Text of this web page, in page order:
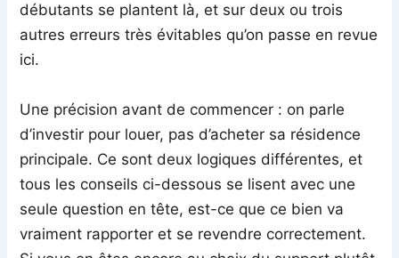
débutants se plantent là, et sur deux ou trois
autres erreurs très évitables qu’on passe en revue
ici.
Une précision avant de commencer : on parle
d’investir pour louer, pas d’acheter sa résidence
principale. Ce sont deux logiques différentes, et
tous les conseils ci-dessous se lisent avec une
seule question en tête, est-ce que ce bien va
vraiment rapporter et se revendre correctement.